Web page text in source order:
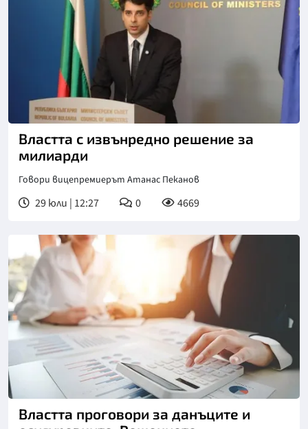
Властта с извънредно решение за
милиарди
Говори вицепремиерът Атанас Пеканов
29 юли | 12:27 0 4669
Властта проговори за данъците и